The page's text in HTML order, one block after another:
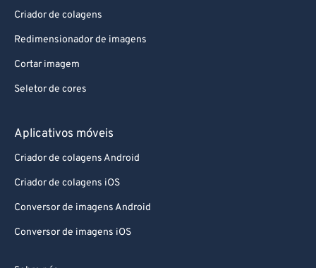
Criador de colagens
Redimensionador de imagens
Cortar imagem
Seletor de cores
Aplicativos móveis
Criador de colagens Android
Criador de colagens iOS
Conversor de imagens Android
Conversor de imagens iOS